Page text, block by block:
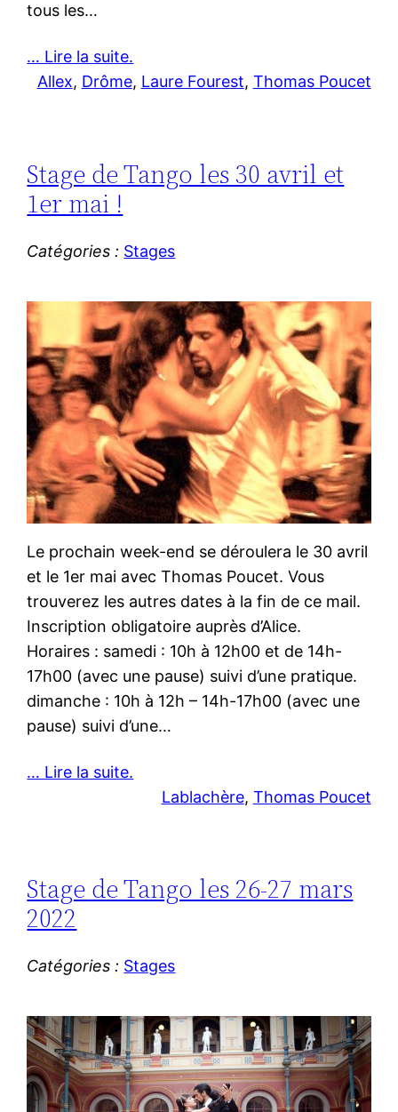
tous les…
… Lire la suite.
Allex, Drôme, Laure Fourest, Thomas Poucet
Stage de Tango les 30 avril et
1er mai !
Catégories : Stages
Le prochain week-end se déroulera le 30 avril
et le 1er mai avec Thomas Poucet. Vous
trouverez les autres dates à la fin de ce mail.
Inscription obligatoire auprès d’Alice.
Horaires : samedi : 10h à 12h00 et de 14h-
17h00 (avec une pause) suivi d’une pratique.
dimanche : 10h à 12h – 14h-17h00 (avec une
pause) suivi d’une…
… Lire la suite.
Lablachère, Thomas Poucet
Stage de Tango les 26-27 mars
2022
Catégories : Stages